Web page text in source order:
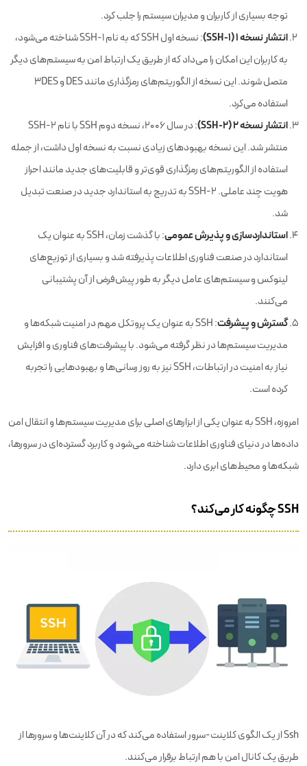
توجه بسیاری از کاربران و مدیران سیستم را جلب کرد.
انتشار نسخه 1 (SSH-1)
: نسخه اول SSH که به نام SSH-1 شناخته می‌شود،
به کاربران این امکان را می‌داد که از طریق یک ارتباط امن به سیستم‌های دیگر
متصل شوند. این نسخه از الگوریتم‌های رمزگذاری مانند DES و 3DES
استفاده می‌کرد.
انتشار نسخه 2 (SSH-2)
: در سال 2006، نسخه دوم SSH با نام SSH-2
منتشر شد. این نسخه بهبودهای زیادی نسبت به نسخه اول داشت، از جمله
استفاده از الگوریتم‌های رمزگذاری قوی‌تر و قابلیت‌های جدید مانند احراز
هویت چند عاملی. SSH-2 به تدریج به استاندارد جدید در صنعت تبدیل
شد.
استانداردسازی و پذیرش عمومی
: با گذشت زمان، SSH به عنوان یک
استاندارد در صنعت فناوری اطلاعات پذیرفته شد و بسیاری از توزیع‌های
لینوکس و سیستم‌های عامل دیگر به طور پیش‌فرض از آن پشتیبانی
می‌کنند.
گسترش و پیشرفت
: SSH به عنوان یک پروتکل مهم در امنیت شبکه‌ها و
مدیریت سیستم‌ها در نظر گرفته می‌شود. با پیشرفت‌های فناوری و افزایش
نیاز به امنیت در ارتباطات، SSH نیز به روز رسانی‌ها و بهبودهایی را تجربه
کرده است.
امروزه، SSH به عنوان یکی از ابزارهای اصلی برای مدیریت سیستم‌ها و انتقال امن
داده‌ها در دنیای فناوری اطلاعات شناخته می‌شود و کاربرد گسترده‌ای در سرورها،
شبکه‌ها و محیط‌های ابری دارد.
SSH چگونه کار می‌کند؟
Ssh از یک الگوی کلاینت-سرور استفاده می‌کند که در آن کلاینت‌ها و سرورها از
طریق یک کانال امن با هم ارتباط برقرار می‌کنند.